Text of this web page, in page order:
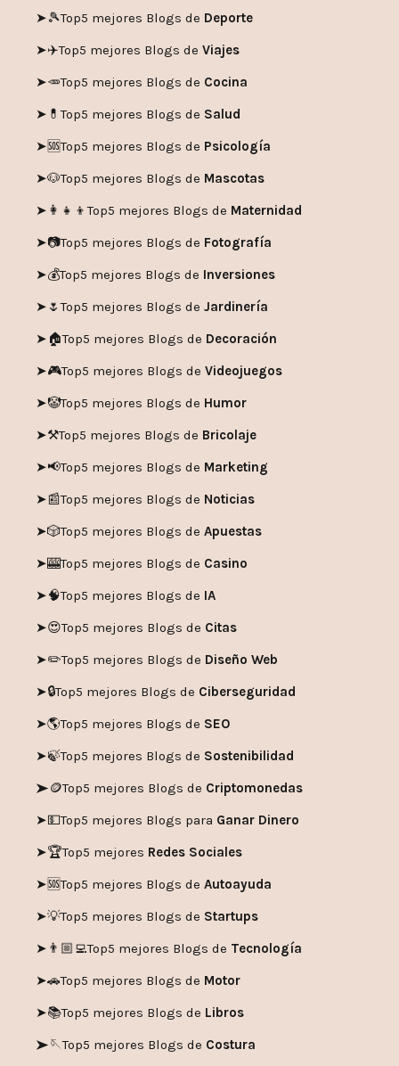
➤🎾Top5 mejores Blogs de Deporte
➤✈️Top5 mejores Blogs de Viajes
➤🥕Top5 mejores Blogs de Cocina
➤💊Top5 mejores Blogs de Salud
➤🆘Top5 mejores Blogs de Psicología
➤🐶Top5 mejores Blogs de Mascotas
➤👩‍👧‍👦Top5 mejores Blogs de Maternidad
➤📷Top5 mejores Blogs de Fotografía
➤💰Top5 mejores Blogs de Inversiones
➤🌷Top5 mejores Blogs de Jardinería
➤🏠Top5 mejores Blogs de Decoración
➤🎮Top5 mejores Blogs de Videojuegos
➤🤡Top5 mejores Blogs de Humor
➤⚒️Top5 mejores Blogs de Bricolaje
➤📢Top5 mejores Blogs de Marketing
➤📰Top5 mejores Blogs de Noticias
➤🎲Top5 mejores Blogs de Apuestas
➤🎰Top5 mejores Blogs de Casino
➤🧠Top5 mejores Blogs de IA
➤😍Top5 mejores Blogs de Citas
➤✏️Top5 mejores Blogs de Diseño Web
➤🔒Top5 mejores Blogs de Ciberseguridad
➤🌎Top5 mejores Blogs de SEO
➤🍃Top5 mejores Blogs de Sostenibilidad
➤🪙Top5 mejores Blogs de Criptomonedas
➤💵Top5 mejores Blogs para Ganar Dinero
➤🏆Top5 mejores Redes Sociales
➤🆘Top5 mejores Blogs de Autoayuda
➤💡Top5 mejores Blogs de Startups
➤👨🏼‍💻Top5 mejores Blogs de Tecnología
➤🚗Top5 mejores Blogs de Motor
➤📚Top5 mejores Blogs de Libros
➤🪡Top5 mejores Blogs de Costura